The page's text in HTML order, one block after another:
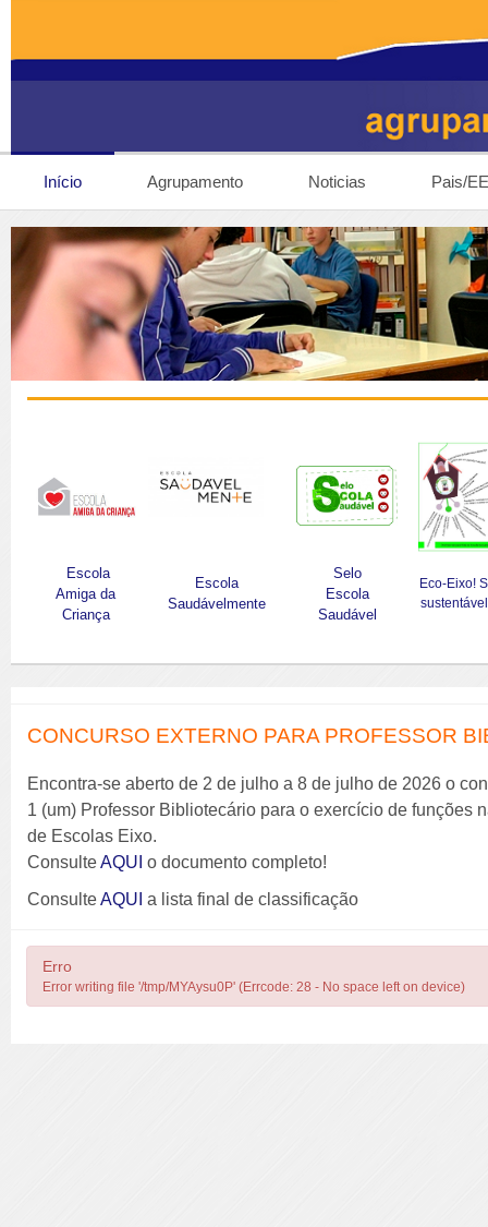
Início Agrupamento Noticias Pais/EE
Escola
Amiga da
Criança
Escola
Saudávelmente
Selo
Escola
Saudável
Eco-Eixo!
CONCURSO EXTERNO PARA PROFESSOR
Encontra-se aberto de 2 de julho a 8 de julho de 2026 o
1 (um) Professor Bibliotecário para o exercício de funções
de Escolas Eixo.
ConsulteAQUI o documento completo!
ConsulteAQUI a lista final de classificação
Erro
Error writing file '/tmp/MYAysu0P' (Errcode: 28 - No space left on device)